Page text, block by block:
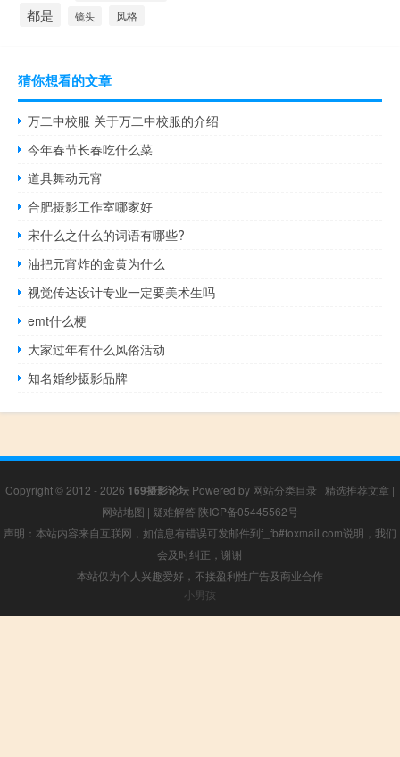
都是
镜头 风格
猜你想看的文章
万二中校服 关于万二中校服的介绍
今年春节长春吃什么菜
道具舞动元宵
合肥摄影工作室哪家好
宋什么之什么的词语有哪些?
油把元宵炸的金黄为什么
视觉传达设计专业一定要美术生吗
emt什么梗
大家过年有什么风俗活动
知名婚纱摄影品牌
Copyright © 2012 - 2026 169摄影论坛 Powered by 网站分类目录 | 精选推荐文章 |
网站地图 | 疑难解答 陕ICP备05445562号
声明：本站内容来自互联网，如信息有错误可发邮件到f_fb#foxmail.com说明，我们
会及时纠正，谢谢
本站仅为个人兴趣爱好，不接盈利性广告及商业合作
小男孩